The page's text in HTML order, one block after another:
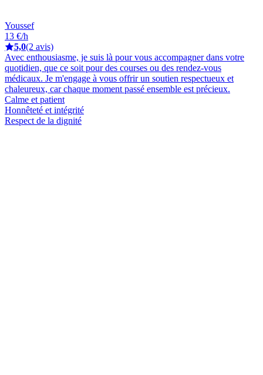
Youssef
13 €/h
5,0(2 avis)
Avec enthousiasme, je suis là pour vous accompagner dans votre
quotidien, que ce soit pour des courses ou des rendez-vous
médicaux. Je m'engage à vous offrir un soutien respectueux et
chaleureux, car chaque moment passé ensemble est précieux.
Calme et patient
Honnêteté et intégrité
Respect de la dignité